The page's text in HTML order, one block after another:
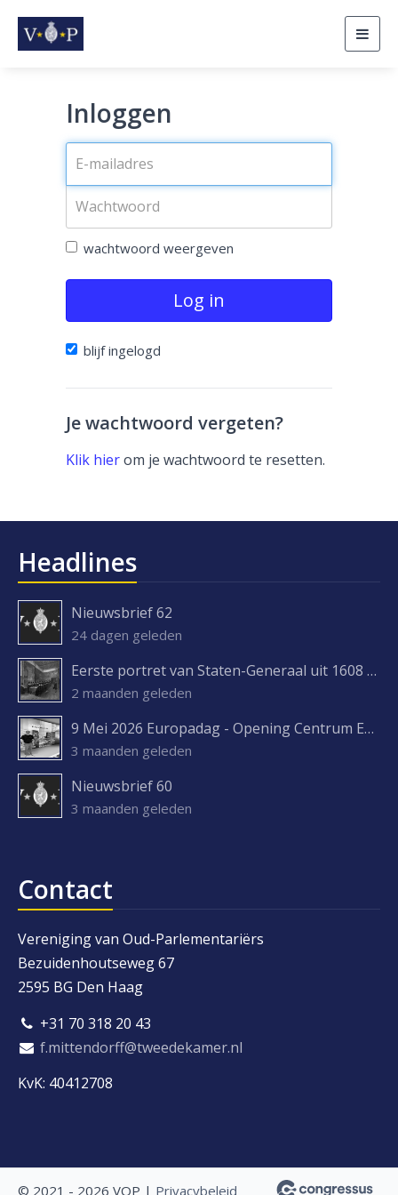
Inloggen
wachtwoord weergeven
Log in
blijf ingelogd
Je wachtwoord vergeten?
Klik hierom je wachtwoord te resetten.
Headlines
Nieuwsbrief 62
24 dagen geleden
Eerste portret van Staten-Generaal uit 1608 ontdekt
2 maanden geleden
9 Mei 2026 Europadag - Opening Centrum Europa Experience
3 maanden geleden
Nieuwsbrief 60
3 maanden geleden
Contact
Vereniging van Oud-Parlementariërs
Bezuidenhoutseweg 67
2595 BG Den Haag
+31 70 318 20 43
f.mittendorff@tweedekamer.nl
KvK: 40412708
© 2021 - 2026 VOP | Privacybeleid